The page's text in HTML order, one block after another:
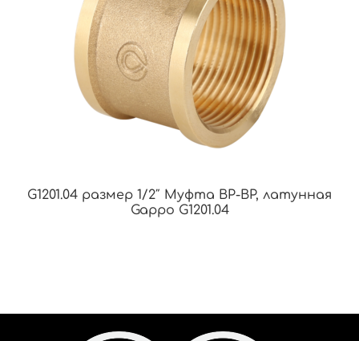
G1201.04 размер 1/2″ Муфта ВР-ВР, латунная
Gappo G1201.04